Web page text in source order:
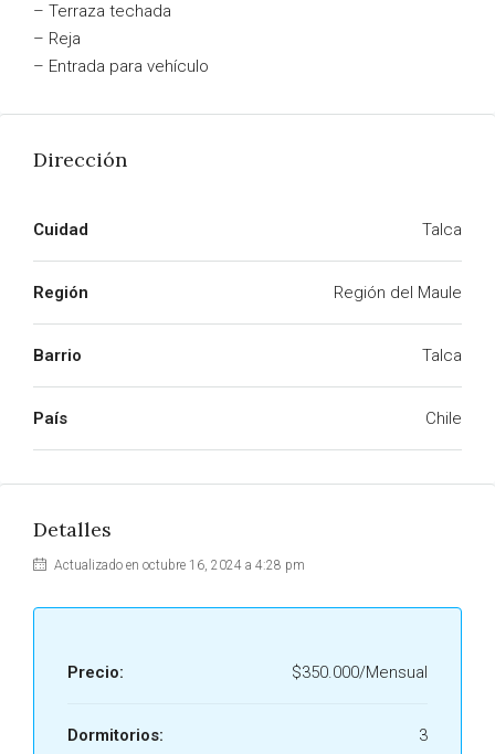
– Terraza techada
– Reja
– Entrada para vehículo
Dirección
Cuidad Talca
Región Región del Maule
Barrio Talca
País Chile
Detalles
Actualizado en octubre 16, 2024 a 4:28 pm
Precio: $350.000/Mensual
Dormitorios: 3